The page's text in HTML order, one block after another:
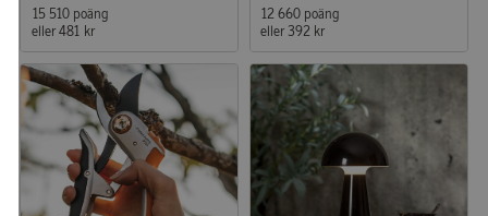
15 510 poäng
eller 481 kr
12 660 poäng
eller 392 kr